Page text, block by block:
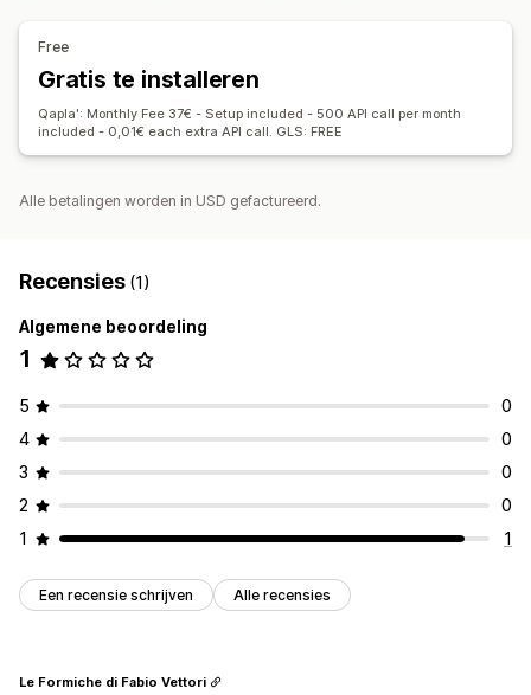
Tracking in realtime
Sms-meldingen
E-mailmeldingen
Webpushmeldingen
Trackingpagina's
Free
Gratis te installeren
Qapla': Monthly Fee 37€ - Setup included - 500 API call per month
included - 0,01€ each extra API call. GLS: FREE
Alle betalingen worden in USD gefactureerd.
Recensies (1)
Algemene beoordeling
1
5
0
4
0
3
0
2
0
1
1
Een recensie schrijven Alle recensies
Le Formiche di Fabio Vettori